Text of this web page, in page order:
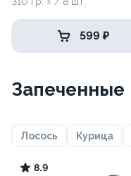
599 ₽
Запеченные
Лосось Курица
8.9